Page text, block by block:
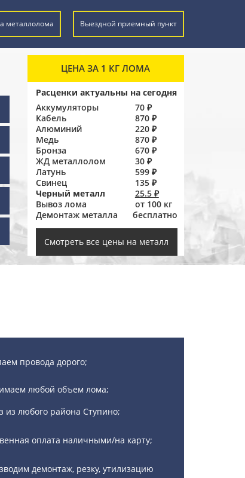
металлолома Выездной приемный пункт
ЦЕНА ЗА 1 КГ ЛОМА
Расценки актуальны на сегодня
Аккумуляторы
70 ₽
Кабель
870 ₽
Алюминий
220 ₽
Медь
870 ₽
Бронза
670 ₽
ЖД металлолом
30 ₽
Латунь
599 ₽
Свинец
135 ₽
Черный металл
25.5 ₽
Вывоз лома
от 100 кг
Демонтаж металла
бесплатно
Смотреть все цены на металл
провода дорого;
любой объем лома;
из любого района Ступино;
оплата наличными/на карту;
демонтаж, резку, утилизацию